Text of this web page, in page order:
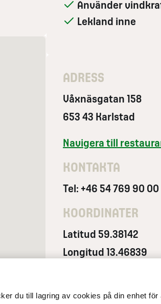
du till lagring av cookies på din enhet för
Använder
Lekland inne
ADRESS
Våxnäsgatan 158
653 43 Karlstad
Navigera till
KONTAKTA
Tel: +46 54 769 90 00
KOORDINATER
Latitud 59.38142
Longitud 13.46839